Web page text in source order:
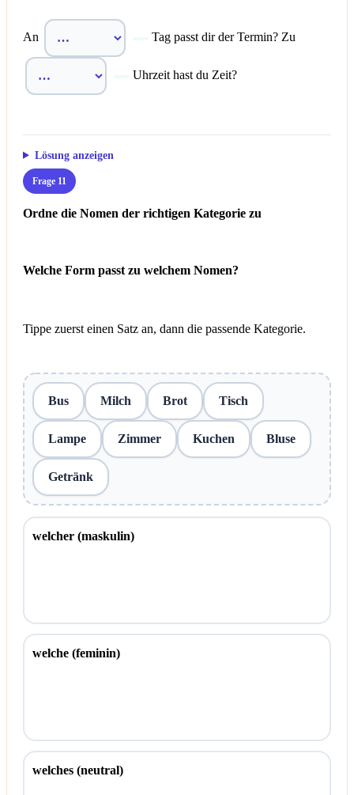
An Tag passt dir der Termin? Zu
Uhrzeit hast du Zeit?
Lösung anzeigen
Frage 11
Ordne die Nomen der richtigen Kategorie zu
Welche Form passt zu welchem Nomen?
Tippe zuerst einen Satz an, dann die passende Kategorie.
Bus Milch Brot Tisch
Lampe Zimmer Kuchen Bluse
Getränk
welcher (maskulin)
welche (feminin)
welches (neutral)